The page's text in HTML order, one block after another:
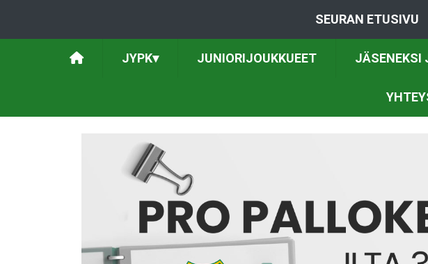
SEURAN ETUSIVU
JYPK▾ JUNIORIJOUKKUEET JÄSENEKSI